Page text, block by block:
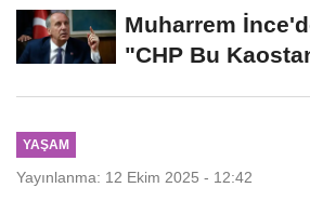
Muharrem
"CHP Bu
YAŞAM
Yayınlanma: 12 Ekim 2025 - 12:42